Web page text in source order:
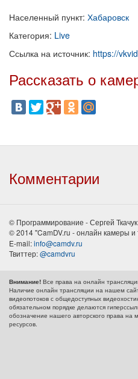
Населенный пункт: Хабаровск
Категория: Live
Ссылка на источник: https://
Рассказать о
Комментарии
© Программирование - Сергей Ткачук
© 2014 "CamDV.ru - онлайн камеры
E-mail:info@camdv.ru
Твиттер:@camdvru
Внимание! Все права на онлайн
Наличие онлайн трансляции на нашем
видеопотоков с общедоступных
обязательном порядке делаются
обозначение нашего авторского права на
ресурсов.